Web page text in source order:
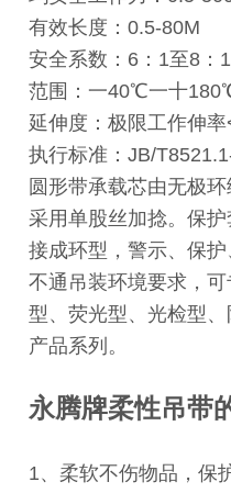
有效长度：0.5-80M
安全系数：6：1至8：1
范围：一40℃一十
延伸度：极限工作伸
执行标准：JB/
圆形带承载芯由无极
采用单股丝加捻。保
接成环型，警示、保
不通吊装环境要求，
型、荧光型、光检型
产品系列。
永腾牌柔性吊带
1、柔软不伤物品，保